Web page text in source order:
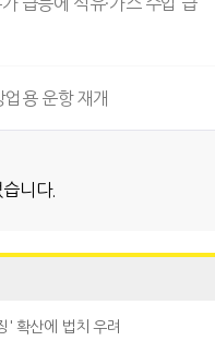
용 운항 재개
니다.
' 확산에 법치 우려